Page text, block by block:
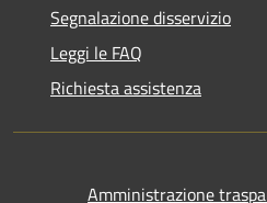
Segnalazione disservizio
Leggi le FAQ
Richiesta assistenza
Amministrazione